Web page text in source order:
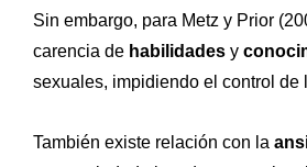
Sin embargo, para Metz y Prior
carencia de habilidades y
sexuales, impidiendo el control de
También existe relación con la